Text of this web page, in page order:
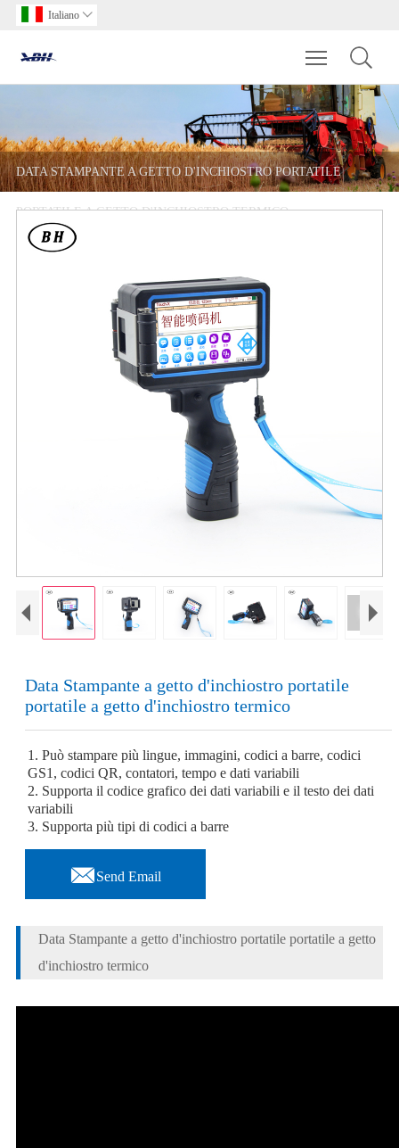
Italiano 
Toggle
DATA STAMPANTE A GETTO D'INCHIOSTRO PORTATILE
PORTATILE A GETTO D'INCHIOSTRO TERMICO
Data Stampante a getto d'inchiostro portatile
portatile a getto d'inchiostro termico
1. Può stampare più lingue, immagini, codici a barre, codici
GS1, codici QR, contatori, tempo e dati variabili
2. Supporta il codice grafico dei dati variabili e il testo dei dati
variabili
3. Supporta più tipi di codici a barre
Send Email
Data Stampante a getto d'inchiostro portatile portatile a getto
d'inchiostro termico